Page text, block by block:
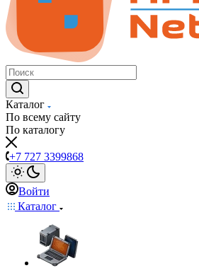
Каталог
По всему сайту
По каталогу
+7 727 3399868
Войти
Каталог